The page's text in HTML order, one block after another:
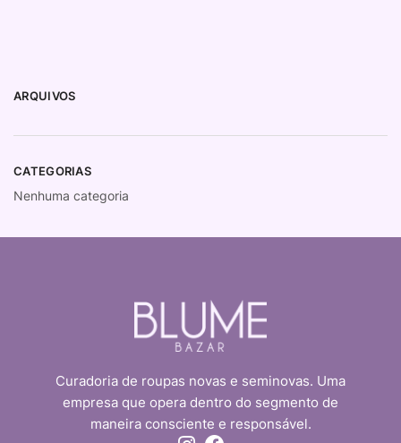
ARQUIVOS
CATEGORIAS
Nenhuma categoria
Curadoria de roupas novas e seminovas. Uma
empresa que opera dentro do segmento de
maneira consciente e responsável.